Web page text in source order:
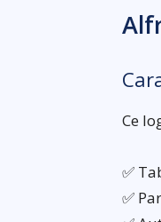
Ce
✅
✅